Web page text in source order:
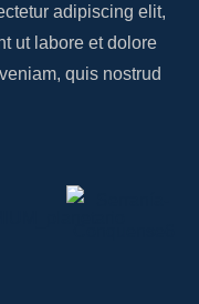
adipiscing elit,
ut labore et dolore
quis nostrud